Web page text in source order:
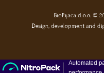
BioPijaca d.o.o. ©
Design, development and